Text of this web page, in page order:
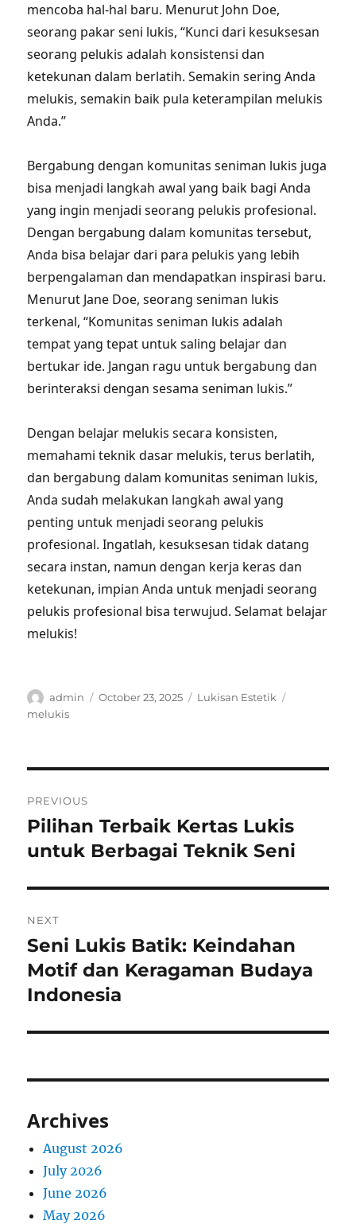
mencoba hal-hal baru. Menurut John Doe,
seorang pakar seni lukis, “Kunci dari kesuksesan
seorang pelukis adalah konsistensi dan
ketekunan dalam berlatih. Semakin sering Anda
melukis, semakin baik pula keterampilan melukis
Anda.”
Bergabung dengan komunitas seniman lukis juga
bisa menjadi langkah awal yang baik bagi Anda
yang ingin menjadi seorang pelukis profesional.
Dengan bergabung dalam komunitas tersebut,
Anda bisa belajar dari para pelukis yang lebih
berpengalaman dan mendapatkan inspirasi baru.
Menurut Jane Doe, seorang seniman lukis
terkenal, “Komunitas seniman lukis adalah
tempat yang tepat untuk saling belajar dan
bertukar ide. Jangan ragu untuk bergabung dan
berinteraksi dengan sesama seniman lukis.”
Dengan belajar melukis secara konsisten,
memahami teknik dasar melukis, terus berlatih,
dan bergabung dalam komunitas seniman lukis,
Anda sudah melakukan langkah awal yang
penting untuk menjadi seorang pelukis
profesional. Ingatlah, kesuksesan tidak datang
secara instan, namun dengan kerja keras dan
ketekunan, impian Anda untuk menjadi seorang
pelukis profesional bisa terwujud. Selamat belajar
melukis!
Author
admin
Posted
October 23, 2025 Categories
Lukisan Estetik
melukis
navigation
PREVIOUS
Previous
post:
Pilihan Terbaik Kertas Lukis
untuk Berbagai Teknik Seni
NEXT
Next
post:
Seni Lukis Batik: Keindahan
Motif dan Keragaman Budaya
Indonesia
Archives
August 2026
July 2026
June 2026
May 2026